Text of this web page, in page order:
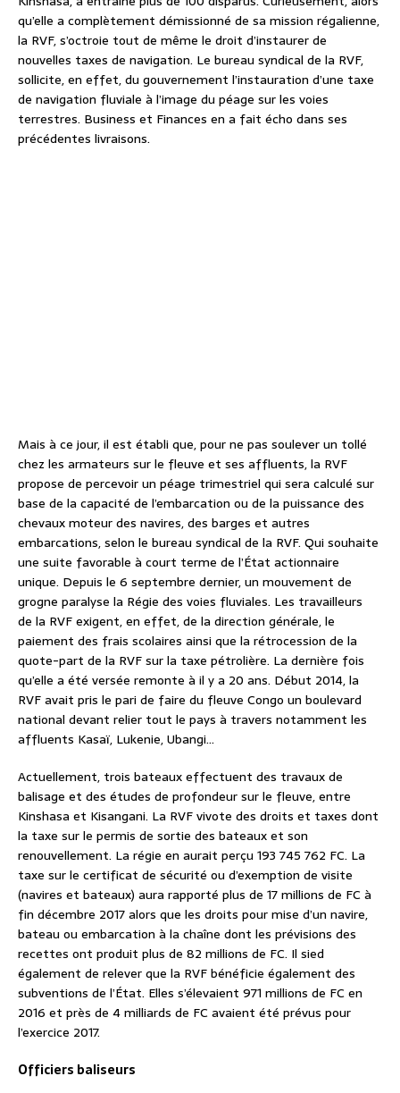
qu’elle a complètement démissionné de sa mission régalienne,
la RVF, s’octroie tout de même le droit d’instaurer de
nouvelles taxes de navigation. Le bureau syndical de la RVF,
sollicite, en effet, du gouvernement l’instauration d’une taxe
de navigation fluviale à l’image du péage sur les voies
terrestres. Business et Finances en a fait écho dans ses
précédentes livraisons.
Mais à ce jour, il est établi que, pour ne pas soulever un tollé
chez les armateurs sur le fleuve et ses affluents, la RVF
propose de percevoir un péage trimestriel qui sera calculé sur
base de la capacité de l’embarcation ou de la puissance des
chevaux moteur des navires, des barges et autres
embarcations, selon le bureau syndical de la RVF. Qui souhaite
une suite favorable à court terme de l’État actionnaire
unique. Depuis le 6 septembre dernier, un mouvement de
grogne paralyse la Régie des voies fluviales. Les travailleurs
de la RVF exigent, en effet, de la direction générale, le
paiement des frais scolaires ainsi que la rétrocession de la
quote-part de la RVF sur la taxe pétrolière. La dernière fois
qu’elle a été versée remonte à il y a 20 ans. Début 2014, la
RVF avait pris le pari de faire du fleuve Congo un boulevard
national devant relier tout le pays à travers notamment les
affluents Kasaï, Lukenie, Ubangi…
Actuellement, trois bateaux effectuent des travaux de
balisage et des études de profondeur sur le fleuve, entre
Kinshasa et Kisangani. La RVF vivote des droits et taxes dont
la taxe sur le permis de sortie des bateaux et son
renouvellement. La régie en aurait perçu 193 745 762 FC. La
taxe sur le certificat de sécurité ou d’exemption de visite
(navires et bateaux) aura rapporté plus de 17 millions de FC à
fin décembre 2017 alors que les droits pour mise d’un navire,
bateau ou embarcation à la chaîne dont les prévisions des
recettes ont produit plus de 82 millions de FC. Il sied
également de relever que la RVF bénéficie également des
subventions de l’État. Elles s’élevaient 971 millions de FC en
2016 et près de 4 milliards de FC avaient été prévus pour
l’exercice 2017.
Officiers baliseurs